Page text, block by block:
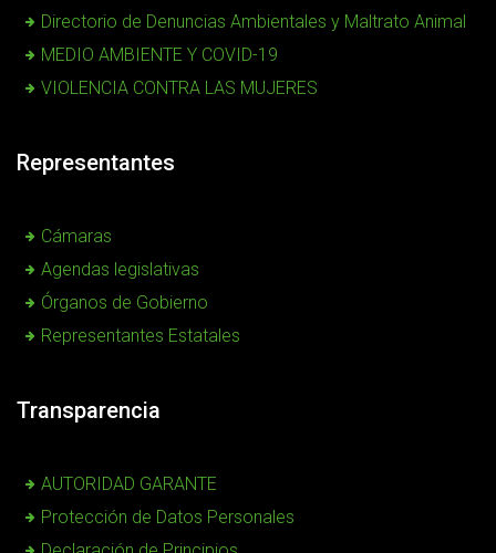
Directorio de Denuncias Ambientales y Maltrato Animal
MEDIO AMBIENTE Y COVID-19
VIOLENCIA CONTRA LAS MUJERES
Representantes
Cámaras
Agendas legislativas
Órganos de Gobierno
Representantes Estatales
Transparencia
AUTORIDAD GARANTE
Protección de Datos Personales